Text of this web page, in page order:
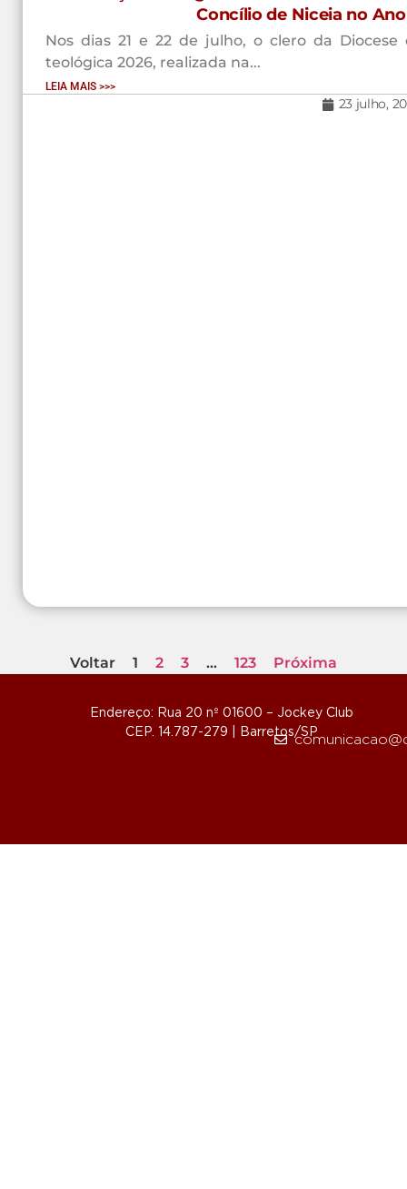
Concílio de Niceia no
Nos dias 21 e 22 de julho, o clero da
teológica 2026, realizada na...
LEIA MAIS >>>
23 julho,
Voltar 1 2 3 … 123 Próxima
Endereço: Rua 20 nº 01600 – Jockey Club
CEP. 14.787-279 | Barretos/SP